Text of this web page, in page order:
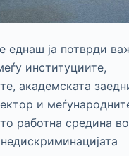
еднаш ја потврди
институциите,
академската
и
работна средина во